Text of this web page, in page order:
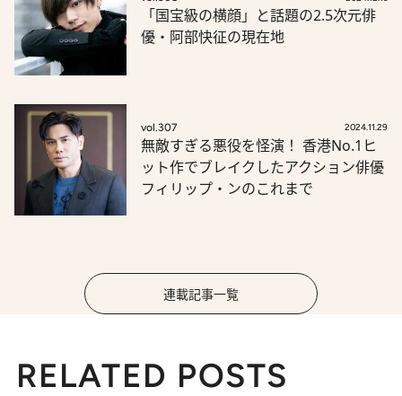
「国宝級の横顔」と話題の2.5次元俳
優・阿部快征の現在地
vol.307 2024.11.29
無敵すぎる悪役を怪演！ 香港No.1ヒ
ット作でブレイクしたアクション俳優
フィリップ・ンのこれまで
連載記事一覧
RELATED POSTS